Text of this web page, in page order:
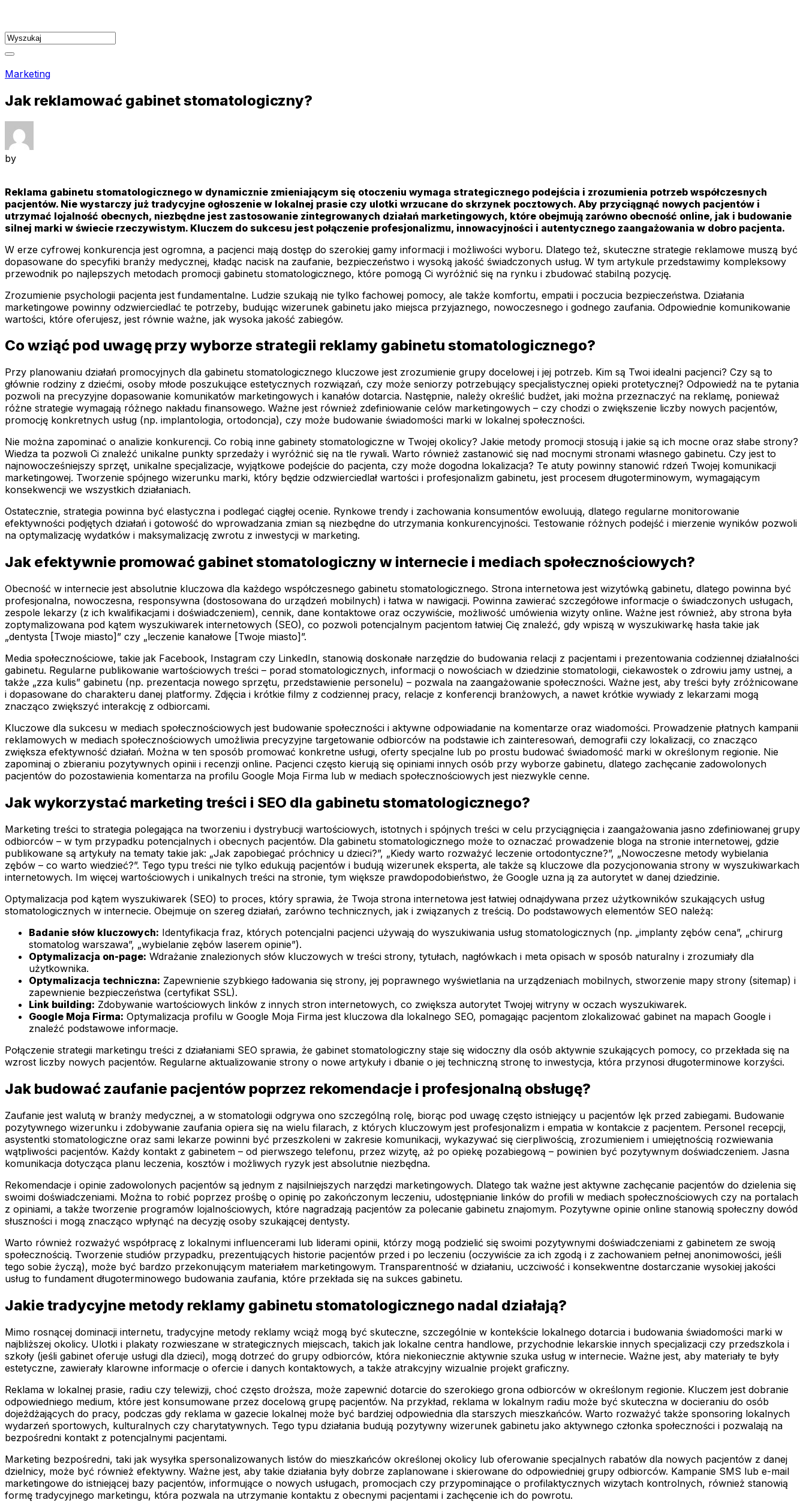
content
Marketing
Jak reklamować gabinet stomatologiczny?
by
Reklama gabinetu stomatologicznego w dynamicznie zmieniającym się otoczeniu wymaga strategicznego podejścia i zrozumienia potrzeb współczesnych
pacjentów. Nie wystarczy już tradycyjne ogłoszenie w lokalnej prasie czy ulotki wrzucane do skrzynek pocztowych. Aby przyciągnąć nowych pacjentów i
utrzymać lojalność obecnych, niezbędne jest zastosowanie zintegrowanych działań marketingowych, które obejmują zarówno obecność online, jak i budowanie
silnej marki w świecie rzeczywistym. Kluczem do sukcesu jest połączenie profesjonalizmu, innowacyjności i autentycznego zaangażowania w dobro pacjenta.
W erze cyfrowej konkurencja jest ogromna, a pacjenci mają dostęp do szerokiej gamy informacji i możliwości wyboru. Dlatego też, skuteczne strategie reklamowe muszą być
dopasowane do specyfiki branży medycznej, kładąc nacisk na zaufanie, bezpieczeństwo i wysoką jakość świadczonych usług. W tym artykule przedstawimy kompleksowy
przewodnik po najlepszych metodach promocji gabinetu stomatologicznego, które pomogą Ci wyróżnić się na rynku i zbudować stabilną pozycję.
Zrozumienie psychologii pacjenta jest fundamentalne. Ludzie szukają nie tylko fachowej pomocy, ale także komfortu, empatii i poczucia bezpieczeństwa. Działania
marketingowe powinny odzwierciedlać te potrzeby, budując wizerunek gabinetu jako miejsca przyjaznego, nowoczesnego i godnego zaufania. Odpowiednie komunikowanie
wartości, które oferujesz, jest równie ważne, jak wysoka jakość zabiegów.
Co wziąć pod uwagę przy wyborze strategii reklamy gabinetu stomatologicznego?
Przy planowaniu działań promocyjnych dla gabinetu stomatologicznego kluczowe jest zrozumienie grupy docelowej i jej potrzeb. Kim są Twoi idealni pacjenci? Czy są to
głównie rodziny z dziećmi, osoby młode poszukujące estetycznych rozwiązań, czy może seniorzy potrzebujący specjalistycznej opieki protetycznej? Odpowiedź na te pytania
pozwoli na precyzyjne dopasowanie komunikatów marketingowych i kanałów dotarcia. Następnie, należy określić budżet, jaki można przeznaczyć na reklamę, ponieważ
różne strategie wymagają różnego nakładu finansowego. Ważne jest również zdefiniowanie celów marketingowych – czy chodzi o zwiększenie liczby nowych pacjentów,
promocję konkretnych usług (np. implantologia, ortodoncja), czy może budowanie świadomości marki w lokalnej społeczności.
Nie można zapominać o analizie konkurencji. Co robią inne gabinety stomatologiczne w Twojej okolicy? Jakie metody promocji stosują i jakie są ich mocne oraz słabe strony?
Wiedza ta pozwoli Ci znaleźć unikalne punkty sprzedaży i wyróżnić się na tle rywali. Warto również zastanowić się nad mocnymi stronami własnego gabinetu. Czy jest to
najnowocześniejszy sprzęt, unikalne specjalizacje, wyjątkowe podejście do pacjenta, czy może dogodna lokalizacja? Te atuty powinny stanowić rdzeń Twojej komunikacji
marketingowej. Tworzenie spójnego wizerunku marki, który będzie odzwierciedlał wartości i profesjonalizm gabinetu, jest procesem długoterminowym, wymagającym
konsekwencji we wszystkich działaniach.
Ostatecznie, strategia powinna być elastyczna i podlegać ciągłej ocenie. Rynkowe trendy i zachowania konsumentów ewoluują, dlatego regularne monitorowanie
efektywności podjętych działań i gotowość do wprowadzania zmian są niezbędne do utrzymania konkurencyjności. Testowanie różnych podejść i mierzenie wyników pozwoli
na optymalizację wydatków i maksymalizację zwrotu z inwestycji w marketing.
Jak efektywnie promować gabinet stomatologiczny w internecie i mediach społecznościowych?
Obecność w internecie jest absolutnie kluczowa dla każdego współczesnego gabinetu stomatologicznego. Strona internetowa jest wizytówką gabinetu, dlatego powinna być
profesjonalna, nowoczesna, responsywna (dostosowana do urządzeń mobilnych) i łatwa w nawigacji. Powinna zawierać szczegółowe informacje o świadczonych usługach,
zespole lekarzy (z ich kwalifikacjami i doświadczeniem), cennik, dane kontaktowe oraz oczywiście, możliwość umówienia wizyty online. Ważne jest również, aby strona była
zoptymalizowana pod kątem wyszukiwarek internetowych (SEO), co pozwoli potencjalnym pacjentom łatwiej Cię znaleźć, gdy wpiszą w wyszukiwarkę hasła takie jak
„dentysta [Twoje miasto]” czy „leczenie kanałowe [Twoje miasto]”.
Media społecznościowe, takie jak Facebook, Instagram czy LinkedIn, stanowią doskonałe narzędzie do budowania relacji z pacjentami i prezentowania codziennej działalności
gabinetu. Regularne publikowanie wartościowych treści – porad stomatologicznych, informacji o nowościach w dziedzinie stomatologii, ciekawostek o zdrowiu jamy ustnej, a
także „zza kulis” gabinetu (np. prezentacja nowego sprzętu, przedstawienie personelu) – pozwala na zaangażowanie społeczności. Ważne jest, aby treści były zróżnicowane
i dopasowane do charakteru danej platformy. Zdjęcia i krótkie filmy z codziennej pracy, relacje z konferencji branżowych, a nawet krótkie wywiady z lekarzami mogą
znacząco zwiększyć interakcję z odbiorcami.
Kluczowe dla sukcesu w mediach społecznościowych jest budowanie społeczności i aktywne odpowiadanie na komentarze oraz wiadomości. Prowadzenie płatnych kampanii
reklamowych w mediach społecznościowych umożliwia precyzyjne targetowanie odbiorców na podstawie ich zainteresowań, demografii czy lokalizacji, co znacząco
zwiększa efektywność działań. Można w ten sposób promować konkretne usługi, oferty specjalne lub po prostu budować świadomość marki w określonym regionie. Nie
zapominaj o zbieraniu pozytywnych opinii i recenzji online. Pacjenci często kierują się opiniami innych osób przy wyborze gabinetu, dlatego zachęcanie zadowolonych
pacjentów do pozostawienia komentarza na profilu Google Moja Firma lub w mediach społecznościowych jest niezwykle cenne.
Jak wykorzystać marketing treści i SEO dla gabinetu stomatologicznego?
Marketing treści to strategia polegająca na tworzeniu i dystrybucji wartościowych, istotnych i spójnych treści w celu przyciągnięcia i zaangażowania jasno zdefiniowanej grupy
odbiorców – w tym przypadku potencjalnych i obecnych pacjentów. Dla gabinetu stomatologicznego może to oznaczać prowadzenie bloga na stronie internetowej, gdzie
publikowane są artykuły na tematy takie jak: „Jak zapobiegać próchnicy u dzieci?”, „Kiedy warto rozważyć leczenie ortodontyczne?”, „Nowoczesne metody wybielania
zębów – co warto wiedzieć?”. Tego typu treści nie tylko edukują pacjentów i budują wizerunek eksperta, ale także są kluczowe dla pozycjonowania strony w wyszukiwarkach
internetowych. Im więcej wartościowych i unikalnych treści na stronie, tym większe prawdopodobieństwo, że Google uzna ją za autorytet w danej dziedzinie.
Optymalizacja pod kątem wyszukiwarek (SEO) to proces, który sprawia, że Twoja strona internetowa jest łatwiej odnajdywana przez użytkowników szukających usług
stomatologicznych w internecie. Obejmuje on szereg działań, zarówno technicznych, jak i związanych z treścią. Do podstawowych elementów SEO należą:
Badanie słów kluczowych: Identyfikacja fraz, których potencjalni pacjenci używają do wyszukiwania usług stomatologicznych (np. „implanty zębów cena”, „chirurg
stomatolog warszawa”, „wybielanie zębów laserem opinie”).
Optymalizacja on-page: Wdrażanie znalezionych słów kluczowych w treści strony, tytułach, nagłówkach i meta opisach w sposób naturalny i zrozumiały dla
użytkownika.
Optymalizacja techniczna: Zapewnienie szybkiego ładowania się strony, jej poprawnego wyświetlania na urządzeniach mobilnych, stworzenie mapy strony (sitemap) i
zapewnienie bezpieczeństwa (certyfikat SSL).
Link building: Zdobywanie wartościowych linków z innych stron internetowych, co zwiększa autorytet Twojej witryny w oczach wyszukiwarek.
Google Moja Firma: Optymalizacja profilu w Google Moja Firma jest kluczowa dla lokalnego SEO, pomagając pacjentom zlokalizować gabinet na mapach Google i
znaleźć podstawowe informacje.
Połączenie strategii marketingu treści z działaniami SEO sprawia, że gabinet stomatologiczny staje się widoczny dla osób aktywnie szukających pomocy, co przekłada się na
wzrost liczby nowych pacjentów. Regularne aktualizowanie strony o nowe artykuły i dbanie o jej techniczną stronę to inwestycja, która przynosi długoterminowe korzyści.
Jak budować zaufanie pacjentów poprzez rekomendacje i profesjonalną obsługę?
Zaufanie jest walutą w branży medycznej, a w stomatologii odgrywa ono szczególną rolę, biorąc pod uwagę często istniejący u pacjentów lęk przed zabiegami. Budowanie
pozytywnego wizerunku i zdobywanie zaufania opiera się na wielu filarach, z których kluczowym jest profesjonalizm i empatia w kontakcie z pacjentem. Personel recepcji,
asystentki stomatologiczne oraz sami lekarze powinni być przeszkoleni w zakresie komunikacji, wykazywać się cierpliwością, zrozumieniem i umiejętnością rozwiewania
wątpliwości pacjentów. Każdy kontakt z gabinetem – od pierwszego telefonu, przez wizytę, aż po opiekę pozabiegową – powinien być pozytywnym doświadczeniem. Jasna
komunikacja dotycząca planu leczenia, kosztów i możliwych ryzyk jest absolutnie niezbędna.
Rekomendacje i opinie zadowolonych pacjentów są jednym z najsilniejszych narzędzi marketingowych. Dlatego tak ważne jest aktywne zachęcanie pacjentów do dzielenia się
swoimi doświadczeniami. Można to robić poprzez prośbę o opinię po zakończonym leczeniu, udostępnianie linków do profili w mediach społecznościowych czy na portalach
z opiniami, a także tworzenie programów lojalnościowych, które nagradzają pacjentów za polecanie gabinetu znajomym. Pozytywne opinie online stanowią społeczny dowód
słuszności i mogą znacząco wpłynąć na decyzję osoby szukającej dentysty.
Warto również rozważyć współpracę z lokalnymi influencerami lub liderami opinii, którzy mogą podzielić się swoimi pozytywnymi doświadczeniami z gabinetem ze swoją
społecznością. Tworzenie studiów przypadku, prezentujących historie pacjentów przed i po leczeniu (oczywiście za ich zgodą i z zachowaniem pełnej anonimowości, jeśli
tego sobie życzą), może być bardzo przekonującym materiałem marketingowym. Transparentność w działaniu, uczciwość i konsekwentne dostarczanie wysokiej jakości
usług to fundament długoterminowego budowania zaufania, które przekłada się na sukces gabinetu.
Jakie tradycyjne metody reklamy gabinetu stomatologicznego nadal działają?
Mimo rosnącej dominacji internetu, tradycyjne metody reklamy wciąż mogą być skuteczne, szczególnie w kontekście lokalnego dotarcia i budowania świadomości marki w
najbliższej okolicy. Ulotki i plakaty rozwieszane w strategicznych miejscach, takich jak lokalne centra handlowe, przychodnie lekarskie innych specjalizacji czy przedszkola i
szkoły (jeśli gabinet oferuje usługi dla dzieci), mogą dotrzeć do grupy odbiorców, która niekoniecznie aktywnie szuka usług w internecie. Ważne jest, aby materiały te były
estetyczne, zawierały klarowne informacje o ofercie i danych kontaktowych, a także atrakcyjny wizualnie projekt graficzny.
Reklama w lokalnej prasie, radiu czy telewizji, choć często droższa, może zapewnić dotarcie do szerokiego grona odbiorców w określonym regionie. Kluczem jest dobranie
odpowiedniego medium, które jest konsumowane przez docelową grupę pacjentów. Na przykład, reklama w lokalnym radiu może być skuteczna w docieraniu do osób
dojeżdżających do pracy, podczas gdy reklama w gazecie lokalnej może być bardziej odpowiednia dla starszych mieszkańców. Warto rozważyć także sponsoring lokalnych
wydarzeń sportowych, kulturalnych czy charytatywnych. Tego typu działania budują pozytywny wizerunek gabinetu jako aktywnego członka społeczności i pozwalają na
bezpośredni kontakt z potencjalnymi pacjentami.
Marketing bezpośredni, taki jak wysyłka spersonalizowanych listów do mieszkańców określonej okolicy lub oferowanie specjalnych rabatów dla nowych pacjentów z danej
dzielnicy, może być również efektywny. Ważne jest, aby takie działania były dobrze zaplanowane i skierowane do odpowiedniej grupy odbiorców. Kampanie SMS lub e-mail
marketingowe do istniejącej bazy pacjentów, informujące o nowych usługach, promocjach czy przypominające o profilaktycznych wizytach kontrolnych, również stanowią
formę tradycyjnego marketingu, która pozwala na utrzymanie kontaktu z obecnymi pacjentami i zachęcenie ich do powrotu.